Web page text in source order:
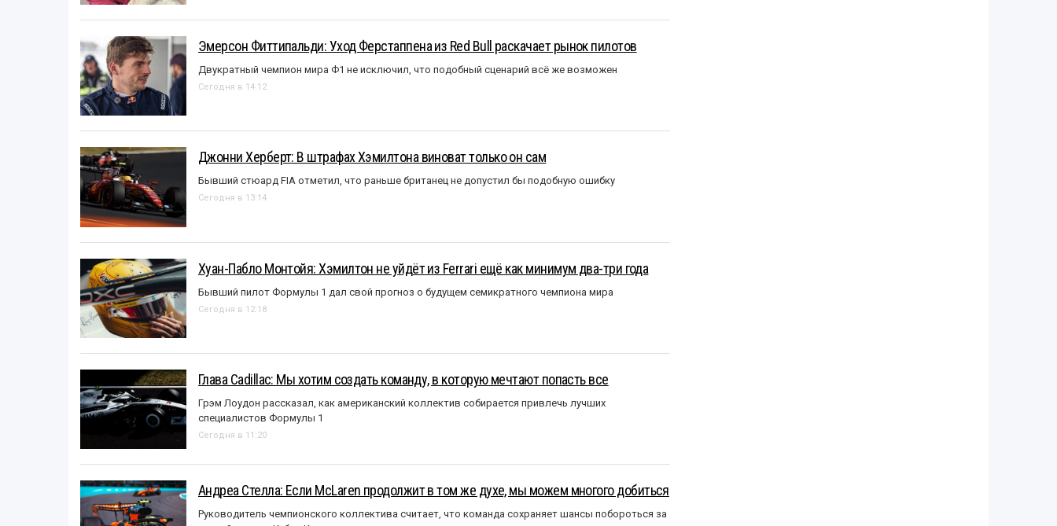
Эмерсон Фиттипальди: Уход Ферстаппена из Red Bull раскачает рынок пилотов
Двукратный чемпион мира Ф1 не исключил, что подобный сценарий всё же возможен
Сегодня в 14:12
Джонни Херберт: В штрафах Хэмилтона виноват только он сам
Бывший стюард FIA отметил, что раньше британец не допустил бы подобную ошибку
Сегодня в 13:14
Хуан-Пабло Монтойя: Хэмилтон не уйдёт из Ferrari ещё как минимум два-три года
Бывший пилот Формулы 1 дал свой прогноз о будущем семикратного чемпиона мира
Сегодня в 12:18
Глава Cadillac: Мы хотим создать команду, в которую мечтают попасть все
Грэм Лоудон рассказал, как американский коллектив собирается привлечь лучших
специалистов Формулы 1
Сегодня в 11:20
Андреа Стелла: Если McLaren продолжит в том же духе, мы можем многого добиться
Руководитель чемпионского коллектива считает, что команда сохраняет шансы побороться за